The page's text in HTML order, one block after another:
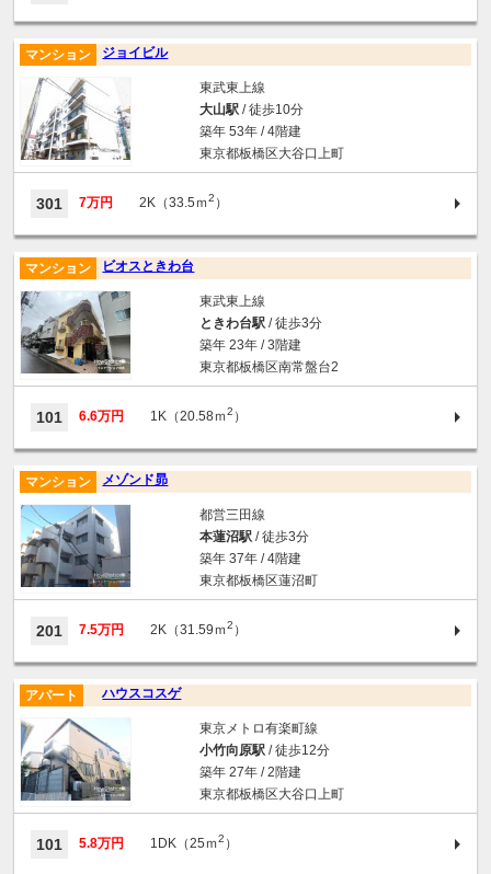
ジョイビル
マンション
東武東上線
大山駅/ 徒歩10分
築年 53年 / 4階建
東京都板橋区大谷口上町
301 7万円 2K（33.5ｍ2 ）
ビオスときわ台
マンション
東武東上線
ときわ台駅/ 徒歩3分
築年 23年 / 3階建
東京都板橋区南常盤台2
101 6.6万円 1K（20.58ｍ2 ）
メゾンド昴
マンション
都営三田線
本蓮沼駅/ 徒歩3分
築年 37年 / 4階建
東京都板橋区蓮沼町
201 7.5万円 2K（31.59ｍ2 ）
ハウスコスゲ
アパート
東京メトロ有楽町線
小竹向原駅/ 徒歩12分
築年 27年 / 2階建
東京都板橋区大谷口上町
101 5.8万円 1DK（25ｍ2 ）